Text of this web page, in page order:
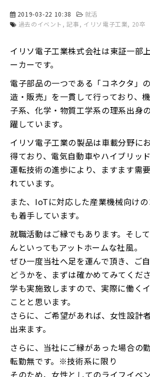
2019-03-22 10:38
就活
過去のイベント
記事 イリソ電子工業 20卒
イリソ電子工業株式会社は東証一部
ーカーです。
電子部品の一つである「コネクタ」
造・販売」を一貫して行っており、
子系、化学・物質工学系の理系出身
躍しています。
イリソ電子工業の製品は車載分野に
得ており、電気自動車やハイブリッ
運転技術の進歩により、ますます需
れています。
また、IoTに対応した産業機械向け
も着手しています。
就職活動はご縁でもあります。そし
んといってもアットホームな社風。
ぜひ一度当社へ足を運んで頂き、ご
どうかを、まずは確かめてみてくだ
学も実施致しますので、実際に働く
ことと思います。
さらに、ご希望があれば、女性設計
出来ます。
さらに、当社にご縁があった場合の
転勤無です。※技術系に限り
そのため、女性としてのライフイベ